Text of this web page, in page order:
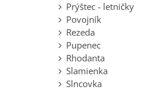
Prýštec - letničky
Povojník
Rezeda
Pupenec
Rhodanta
Slamienka
Slncovka